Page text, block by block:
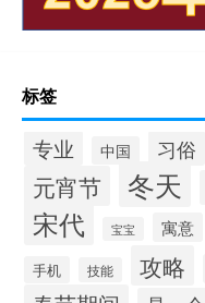
标签
专业 中国 习俗
元宵节 冬天
宋代 宝宝 寓意
手机 技能 攻略